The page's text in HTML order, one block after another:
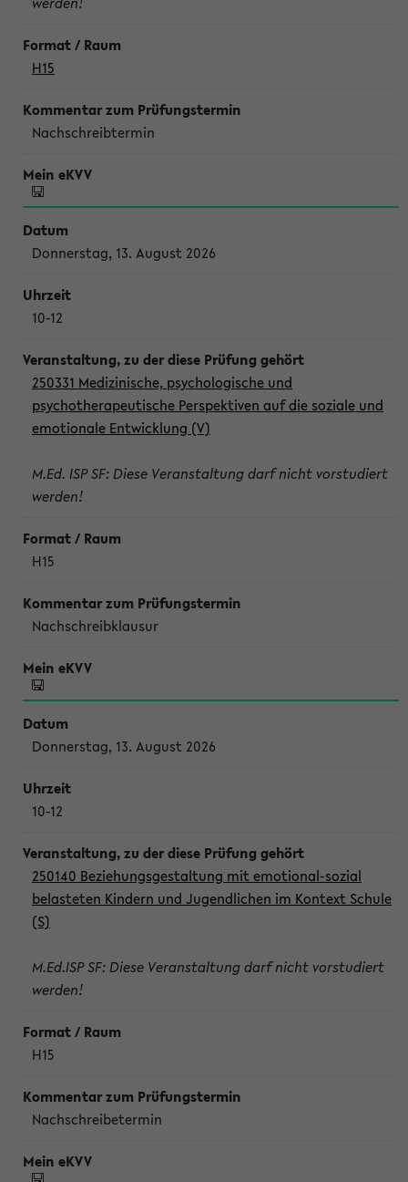
H15
Nachschreibtermin
Donnerstag, 13. August 2026
10-12
250331 Medizinische, psychologische und
psychotherapeutische Perspektiven auf die soziale und
emotionale Entwicklung (V)
M.Ed. ISP SF: Diese Veranstaltung darf nicht vorstudiert
werden!
H15
Nachschreibklausur
Donnerstag, 13. August 2026
10-12
250140 Beziehungsgestaltung mit emotional-sozial
belasteten Kindern und Jugendlichen im Kontext Schule
(S)
M.Ed.ISP SF: Diese Veranstaltung darf nicht vorstudiert
werden!
H15
Nachschreibetermin